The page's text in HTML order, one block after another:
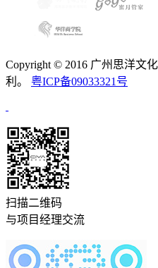
Copyright © 2016 广州思洋文
利。 粤ICP备09033321号
扫描二维码
与项目经理交流